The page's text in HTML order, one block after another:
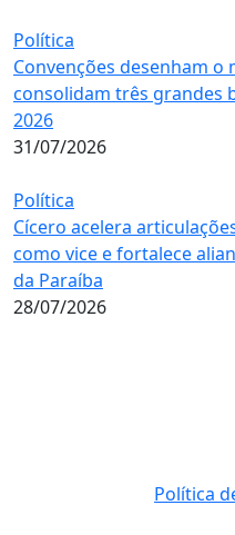
Política
Convenções desenham o
consolidam três grandes
2026
31/07/2026
Política
Cícero acelera
como vice e fortalece
da Paraíba
28/07/2026
Política